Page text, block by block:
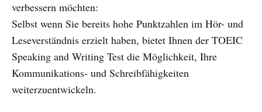
verbessern möchten:
Selbst wenn Sie bereits hohe Punktzahlen im Hör- und
Leseverständnis erzielt haben, bietet Ihnen der TOEIC
Speaking and Writing Test die Möglichkeit, Ihre
Kommunikations- und Schreibfähigkeiten
weiterzuentwickeln.